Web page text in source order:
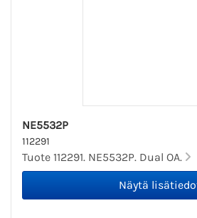
NE5532P
112291
Tuote 112291. NE5532P. Dual OA.